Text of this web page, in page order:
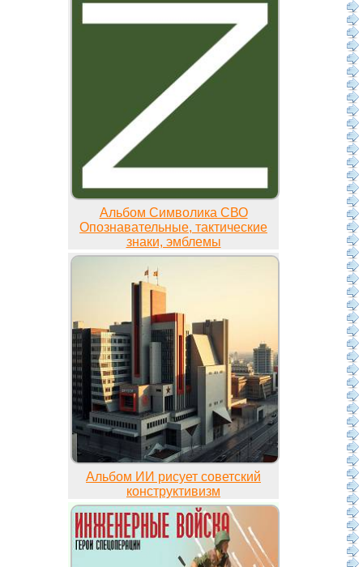
Альбом Символика СВО
Опознавательные, тактические
знаки, эмблемы
Альбом ИИ рисует советский
конструктивизм